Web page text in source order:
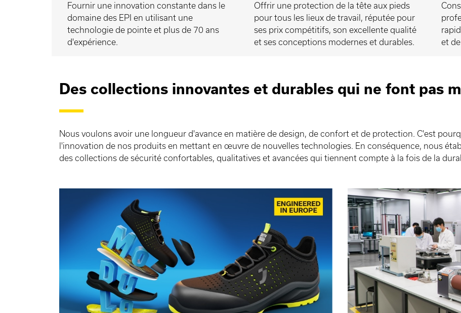
Fournir une innovation constante dans le
domaine des EPI en utilisant une
technologie de pointe et plus de 70 ans
d'expérience.
Offrir une protection de la tête aux pieds
pour tous les lieux de travail, réputée pour
ses prix compétitifs, son excellente qualité
et ses conceptions modernes et durables.
et
Des collections innovantes et durables qui ne font pas
Nous voulons avoir une longueur d'avance en matière de design, de confort et de protection. C'est
l'innovation de nos produits en mettant en œuvre de nouvelles technologies. En conséquence, nous
des collections de sécurité confortables, qualitatives et avancées qui tiennent compte à la fois de la